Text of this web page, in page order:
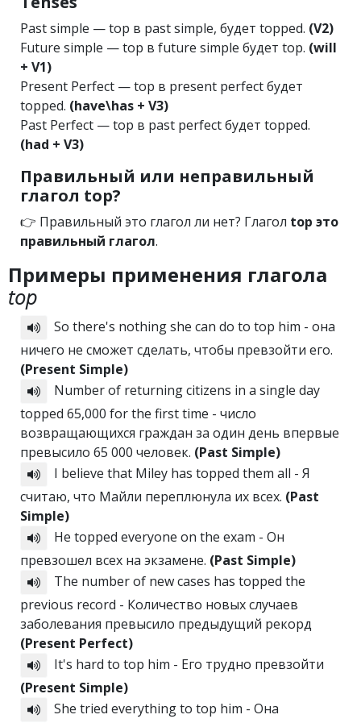
Past simple — top в past simple, будет topped. (V2)
Future simple — top в future simple будет top. (will
+ V1)
Present Perfect — top в present perfect будет
topped. (have\has + V3)
Past Perfect — top в past perfect будет topped.
(had + V3)
Правильный или неправильный
глагол top?
👉 Правильный это глагол ли нет? Глагол top это
правильный глагол.
Примеры применения глагола
top
So there's nothing she can do to top him - она
ничего не сможет сделать, чтобы превзойти его.
(Present Simple)
Number of returning citizens in a single day
topped 65,000 for the first time - число
возвращающихся граждан за один день впервые
превысило 65 000 человек. (Past Simple)
I believe that Miley has topped them all - Я
считаю, что Майли переплюнула их всех. (Past
Simple)
He topped everyone on the exam - Он
превзошел всех на экзамене. (Past Simple)
The number of new cases has topped the
previous record - Количество новых случаев
заболевания превысило предыдущий рекорд
(Present Perfect)
It's hard to top him - Его трудно превзойти
(Present Simple)
She tried everything to top him - Она